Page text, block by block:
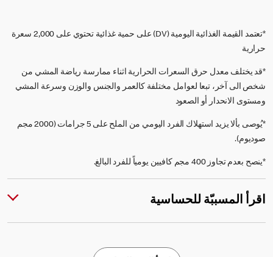
*تعتمد القيمة الغذائية اليومية (DV) على حمية غذائية تحتوي على 2,000 سعرة
حرارية
*قد يختلف معدل حرق السعرات الحرارية اثناء ممارسة رياضة المشي من
شخص الى آخر، تبعا لعوامل مختلفة كالعمر والجنس والوزن وسرعة المشي
ومستوى الانحدار أو الصعود
*يُوصى بألا يزيد استهلاك الفرد اليومي من الملح على 5 جرامات (2000 مجم
صوديوم).
*ينصح بعدم تجاوز 400 مجم كافيين يومياً للفرد البالغ.
اقرأ المسببّة للحساسية